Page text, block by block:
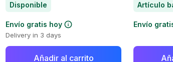
Disponible
Envío gratis hoy
Delivery in 3 days
Añadir al carrito
Envío